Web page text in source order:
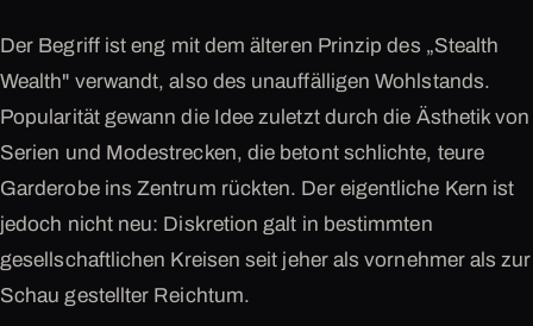
Der Begriff ist eng mit dem älteren Prinzip des „Stealth
Wealth" verwandt, also des unauffälligen Wohlstands.
Popularität gewann die Idee zuletzt durch die Ästhetik von
Serien und Modestrecken, die betont schlichte, teure
Garderobe ins Zentrum rückten. Der eigentliche Kern ist
jedoch nicht neu: Diskretion galt in bestimmten
gesellschaftlichen Kreisen seit jeher als vornehmer als zur
Schau gestellter Reichtum.